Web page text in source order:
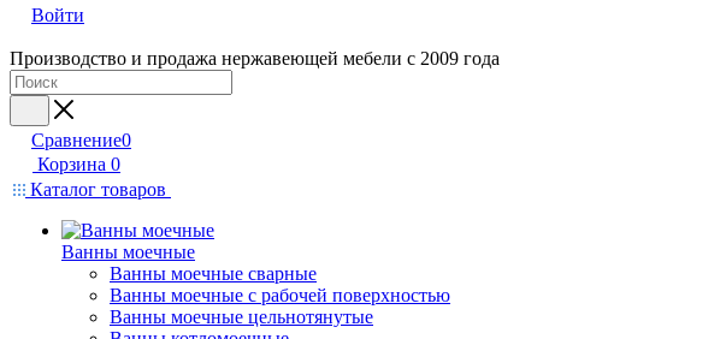
Войти
Производство и продажа нержавеющей мебели с 2009 года
Сравнение0
Корзина 0
Каталог товаров
Ванны моечные
Ванны моечные сварные
Ванны моечные с рабочей поверхностью
Ванны моечные цельнотянутые